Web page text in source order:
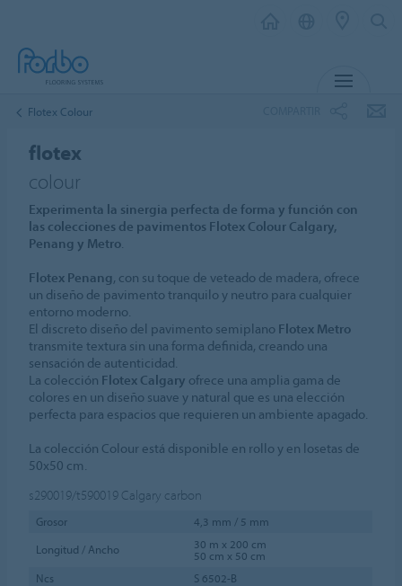
Flotex Colour
flotex
colour
Experimenta la sinergia perfecta de forma y función con
las colecciones de pavimentos Flotex Colour Calgary,
Penang y Metro.
Flotex Penang, con su toque de veteado de madera, ofrece
un diseño de pavimento tranquilo y neutro para cualquier
entorno moderno.
El discreto diseño del pavimento semiplano Flotex Metro
transmite textura sin una forma definida, creando una
sensación de autenticidad.
La colección Flotex Calgary ofrece una amplia gama de
colores en un diseño suave y natural que es una elección
perfecta para espacios que requieren un ambiente apagado.
La colección Colour está disponible en rollo y en losetas de
50x50 cm.
s290019/t590019 Calgary carbon
Grosor
4,3 mm / 5 mm
Longitud / Ancho
30 m x 200 cm
50 cm x 50 cm
Ncs
S 6502-B